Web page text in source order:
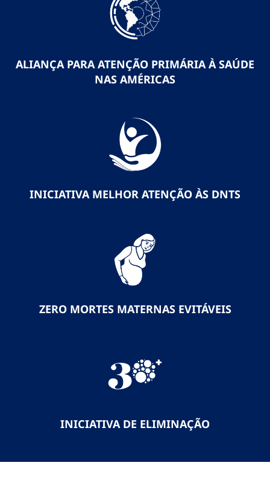
ALIANÇA PARA ATENÇÃO PRIMÁRIA À SAÚDE
NAS AMÉRICAS
INICIATIVA MELHOR ATENÇÃO ÀS DNTS
ZERO MORTES MATERNAS EVITÁVEIS
INICIATIVA DE ELIMINAÇÃO